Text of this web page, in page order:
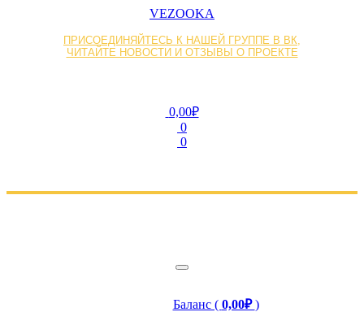
VEZOOKA
ПРИСОЕДИНЯЙТЕСЬ К НАШЕЙ ГРУППЕ В ВК,
ЧИТАЙТЕ НОВОСТИ И ОТЗЫВЫ О ПРОЕКТЕ
0,00₽
0
0
Баланс ( 0,00₽)